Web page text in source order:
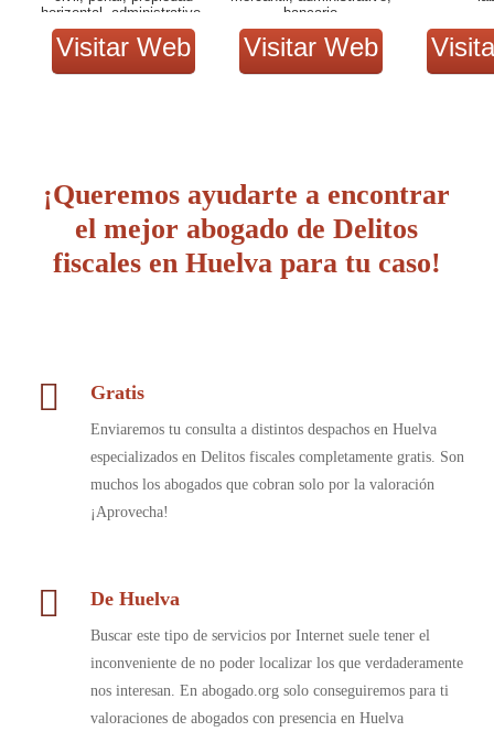
horizontal, administrativo.
Visitar Web
bancario
Visitar Web
¡Queremos ayudarte a encontrar
el mejor abogado de Delitos
fiscales en Huelva para tu caso!
Gratis
Enviaremos tu consulta a distintos despachos en Huelva
especializados en Delitos fiscales completamente gratis. Son
muchos los abogados que cobran solo por la valoración
¡Aprovecha!
De Huelva
Buscar este tipo de servicios por Internet suele tener el
inconveniente de no poder localizar los que verdaderamente
nos interesan. En abogado.org solo conseguiremos para ti
valoraciones de abogados con presencia en Huelva